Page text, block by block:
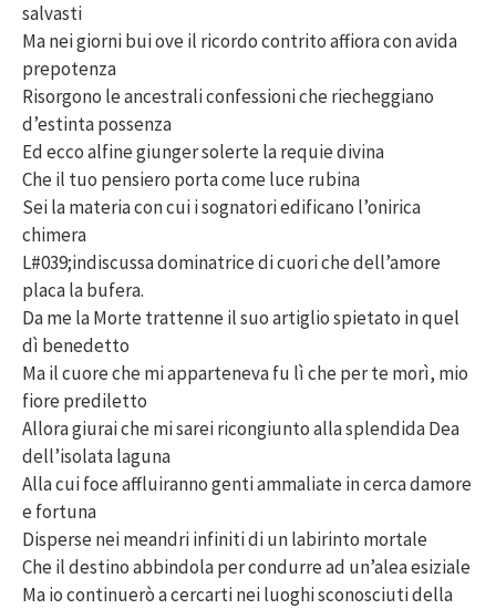
salvasti
Ma nei giorni bui ove il ricordo contrito affiora con avida
prepotenza
Risorgono le ancestrali confessioni che riecheggiano
d’estinta possenza
Ed ecco alfine giunger solerte la requie divina
Che il tuo pensiero porta come luce rubina
Sei la materia con cui i sognatori edificano l’onirica
chimera
L#039;indiscussa dominatrice di cuori che dell’amore
placa la bufera.
Da me la Morte trattenne il suo artiglio spietato in quel
dì benedetto
Ma il cuore che mi apparteneva fu lì che per te morì, mio
fiore prediletto
Allora giurai che mi sarei ricongiunto alla splendida Dea
dell’isolata laguna
Alla cui foce affluiranno genti ammaliate in cerca damore
e fortuna
Disperse nei meandri infiniti di un labirinto mortale
Che il destino abbindola per condurre ad un’alea esiziale
Ma io continuerò a cercarti nei luoghi sconosciuti della